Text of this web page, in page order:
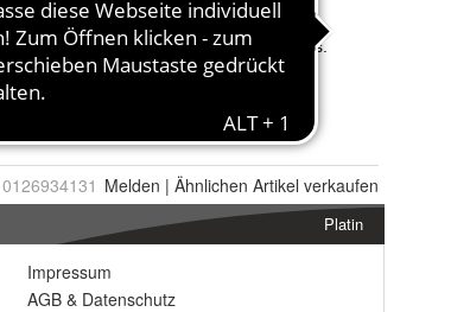
0126934131 Melden | Ähnlichen Artikel verkaufen
Platin
Impressum
AGB & Datenschutz